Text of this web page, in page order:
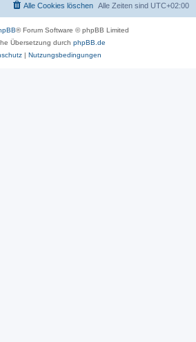
Alle Zeiten sind UTC+02:00
Alle Cookies löschen
® Forum Software © phpBB Limited
Übersetzung durch phpBB.de
| Nutzungsbedingungen